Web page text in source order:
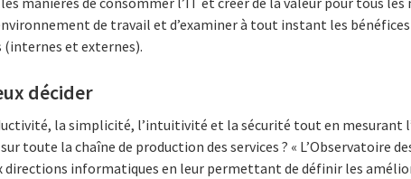
de travail et d’examiner à tout instant les bénéfices
(internes et externes).
décider
la simplicité, l’intuitivité et la sécurité tout en mesurant
toute la chaîne de production des services ? « L’Observatoire
directions informatiques en leur permettant de définir les